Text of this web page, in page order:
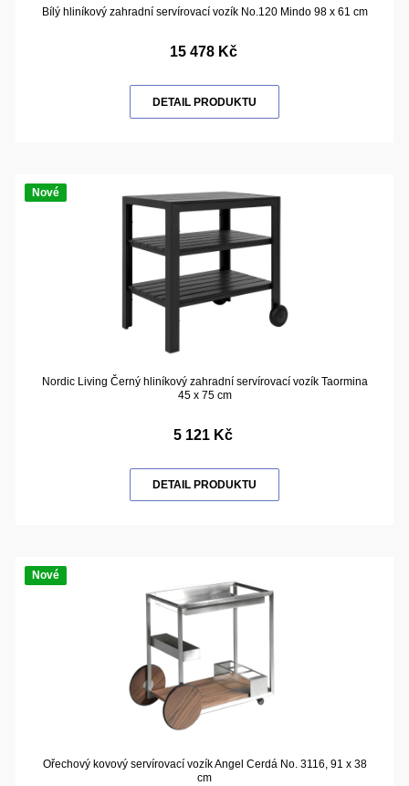
Bílý hliníkový zahradní servírovací vozík No.120 Mindo 98 x 61 cm
15 478 Kč
DETAIL PRODUKTU
Nové
Nordic Living Černý hliníkový zahradní servírovací vozík Taormina
45 x 75 cm
5 121 Kč
DETAIL PRODUKTU
Nové
Ořechový kovový servírovací vozík Angel Cerdá No. 3116, 91 x 38
cm